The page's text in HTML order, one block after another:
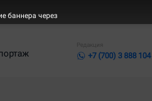
Редакция
+7 (700) 3 888 104
баннера через